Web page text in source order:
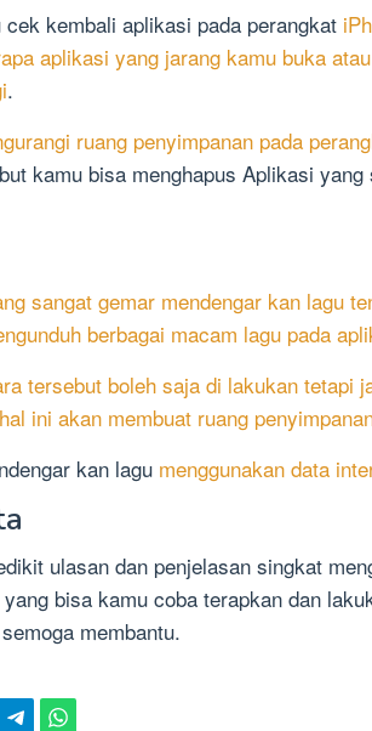
kembali aplikasi pada perangkat
aplikasi yang jarang kamu buka
.
ruang penyimpanan pada
kamu bisa menghapus Aplikasi
sangat gemar mendengar kan lagu
berbagai macam lagu pada
tersebut boleh saja di lakukan tetapi
ini akan membuat ruang
kan lagu menggunakan data
ulasan dan penjelasan singkat
bisa kamu coba terapkan dan
membantu.